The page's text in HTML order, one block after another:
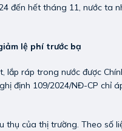
đến hết tháng 11, nước ta
lệ phí trước bạ
lắp ráp trong nước được
định 109/2024/NĐ-CP chỉ
thụ của thị trường. Theo số